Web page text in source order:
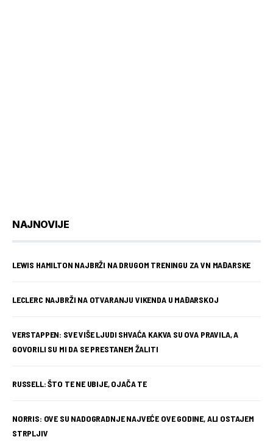
NAJNOVIJE
LEWIS HAMILTON NAJBRŽI NA DRUGOM TRENINGU ZA VN MAĐARSKE
LECLERC NAJBRŽI NA OTVARANJU VIKENDA U MAĐARSKOJ
VERSTAPPEN: SVE VIŠE LJUDI SHVAĆA KAKVA SU OVA PRAVILA, A
GOVORILI SU MI DA SE PRESTANEM ŽALITI
RUSSELL: ŠTO TE NE UBIJE, OJAČA TE
NORRIS: OVE SU NADOGRADNJE NAJVEĆE OVE GODINE, ALI OSTAJEM
STRPLJIV